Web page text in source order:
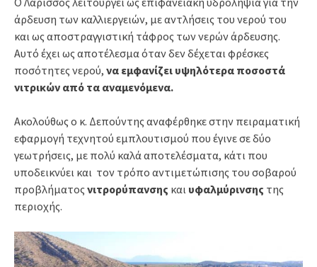
άρδευση των καλλιεργειών, με αντλήσεις του νερού του
και ως αποστραγγιστική τάφρος των νερών άρδευσης.
Αυτό έχει ως αποτέλεσμα όταν δεν δέχεται φρέσκες
ποσότητες νερού, να εμφανίζει υψηλότερα ποσοστά
νιτρικών από τα αναμενόμενα.
Ακολούθως ο κ. Δεπούντης αναφέρθηκε στην πειραματική
εφαρμογή τεχνητού εμπλουτισμού που έγινε σε δύο
γεωτρήσεις, με πολύ καλά αποτελέσματα, κάτι που
υποδεικνύει και τον τρόπο αντιμετώπισης του σοβαρού
προβλήματος νιτρορύπανσης και υφαλμύρινσης της
περιοχής.